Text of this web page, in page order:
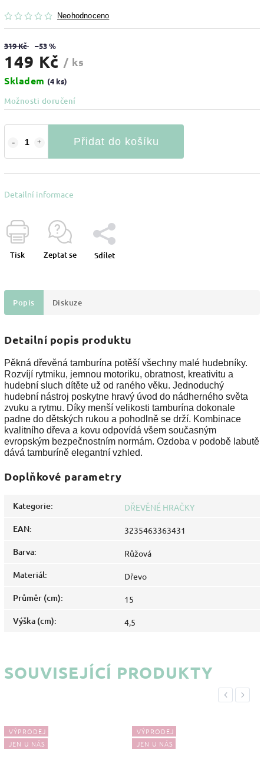
Neohodnoceno
319 Kč –53 %
149 Kč / ks
Skladem (4 ks)
Možnosti doručení
Přidat do košíku
Detailní informace
Tisk Zeptat se Sdílet
Popis Diskuze
Detailní popis produktu
Pěkná dřevěná tamburína potěší všechny malé hudebníky.
Rozvíjí rytmiku, jemnou motoriku, obratnost, kreativitu a
hudební sluch dítěte už od raného věku. Jednoduchý
hudební nástroj poskytne hravý úvod do nádherného světa
zvuku a rytmu. Díky menší velikosti tamburína dokonale
padne do dětských rukou a pohodlně se drží. Kombinace
kvalitního dřeva a kovu odpovídá všem současným
evropským bezpečnostním normám. Ozdoba v podobě labutě
dává tamburíně elegantní vzhled.
Doplňkové parametry
Kategorie: DŘEVĚNÉ HRAČKY
EAN: 3235463363431
Barva: Růžová
Materiál: Dřevo
Průměr (cm): 15
Výška (cm): 4,5
SOUVISEJÍCÍ PRODUKTY
Previous
VÝPRODEJ
JEN U NÁS
VÝPRODEJ
JEN U NÁS
Next